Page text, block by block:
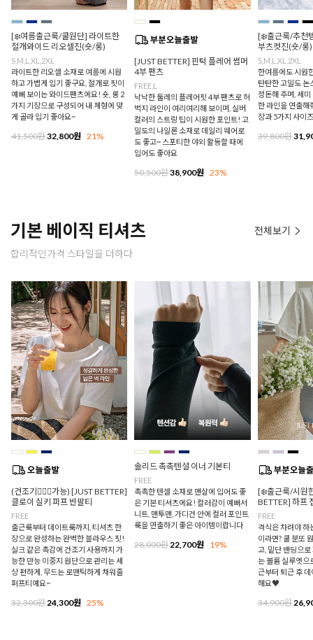
[❄️여름출근룩/쿨원단] 라이트한
절개와이드 리오셀진(숏/롱)
S,M,L,XL,2XL
라이트한 리오셀 소재로 여름에 시원
하고 가볍게 입기 좋구요, 절개로 핏이
예뻐 보이는 와이드팬츠에요! 숏, 롱 2
가지 기장으로 구성되어 내 체형에 맞
게 골라 입기 좋아요~
41,500원32,800원 21%
[JUST BETTER] 핀턱 플레어 썸머
4부 팬츠
FREE,L
낙낙한 둘레의 플레어핏 4부 팬츠로 허
벅지 라인이 여리여리해 보이며, 실버
컬러의 스트링 팁이 시원한 포인트! 고
밀도의 나일론 소재로 데일리 웨어로
도 좋고~ 스포티한 야외 활동할 때에
입어도 좋아요
50,500원38,900원 23%
[❄️출근룩/추천
부츠컷진(숏/롱)
S,M,L,XL,2XL
한여름에도 시원
탄탄한 고밀도 논
정돈해 주며, 세
한 라인을 연출해
장과 5가지 사이
39,800원
기본 베이직 티셔츠
합리적인가격 스타일을 더하다
전체보기
(건조기🙆🏻‍♀️가능) [JUST BETTER]
클로이 실키 퍼프 반팔티
FREE
출근룩부터 데이트룩까지, 티셔츠 한
장으로 완성하는 완벽한 블라우스 핏!
실크 같은 촉감에 건조기 사용까지 가
능한 만능 이중지 원단으로 관리는 세
상 편하게, 무드는 로맨틱하게 채워줄
퍼프티예요~
32,300원24,300원 25%
솔리드 촉촉텐셜 이너 기본티
FREE
촉촉한 텐셀 소재로 맨살에 입어도 좋
은 기본 티셔츠에요! 컬러감이 예뻐서
니트, 맨투맨, 가디건 안에 컬러 포인트
룩을 연출하기 좋은 아이템이랍니다
28,000원22,700원 19%
[❄️출근룩/시원
BETTER] 하프
FREE
격식은 차려야 하
이라면? 쿨 분또
고, 밑단 밴딩으
는 볼륨 실루엣으
근부터 퇴근 후
해요♥
34,900원